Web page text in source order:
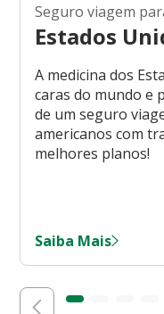
Seguro viagem
Estados
A medicina dos
caras do mundo e
de um seguro
americanos com
melhores planos!
Saiba Mais